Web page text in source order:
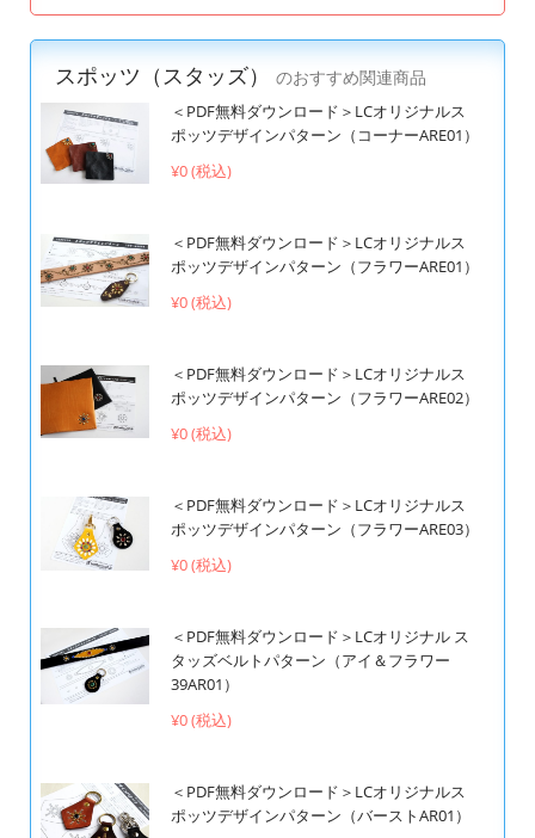
スポッツ（スタッズ）
のおすすめ関連商品
＜PDF無料ダウンロード＞LCオリジナルス
ポッツデザインパターン（コーナーARE01）
¥0 (税込)
＜PDF無料ダウンロード＞LCオリジナルス
ポッツデザインパターン（フラワーARE01）
¥0 (税込)
＜PDF無料ダウンロード＞LCオリジナルス
ポッツデザインパターン（フラワーARE02）
¥0 (税込)
＜PDF無料ダウンロード＞LCオリジナルス
ポッツデザインパターン（フラワーARE03）
¥0 (税込)
＜PDF無料ダウンロード＞LCオリジナル ス
タッズベルトパターン（アイ＆フラワー
39AR01）
¥0 (税込)
＜PDF無料ダウンロード＞LCオリジナルス
ポッツデザインパターン（バーストAR01）